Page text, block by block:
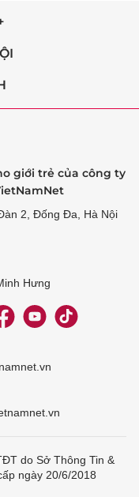
giới trẻ của công ty
2, Đống Đa, Hà Nội
Hưng
do Sở Thông Tin &
ngày 20/6/2018